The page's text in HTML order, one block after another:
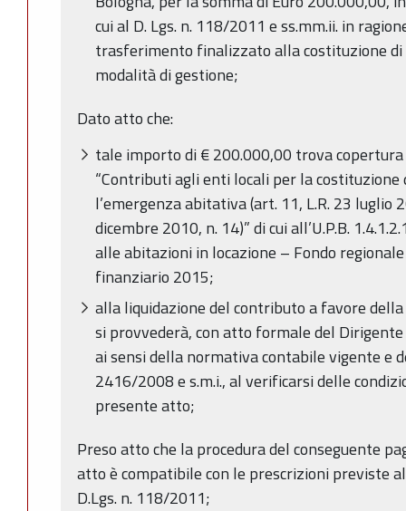
cui al D. Lgs. n. 118/2011 e ss.mm.ii. in
trasferimento finalizzato alla costituzione di
modalità di gestione;
Dato atto che:
tale importo di € 200.000,00 trova
“Contributi agli enti locali per la
l’emergenza abitativa (art. 11, L.R. 23 luglio
dicembre 2010, n. 14)” di cui all’U.P.B.
alle abitazioni in locazione – Fondo
finanziario 2015;
alla liquidazione del contributo a favore
si provvederà, con atto formale del
ai sensi della normativa contabile vigente e
2416/2008 e s.m.i., al verificarsi delle
presente atto;
Preso atto che la procedura del conseguente
atto è compatibile con le prescrizioni previste
D.Lgs. n. 118/2011;